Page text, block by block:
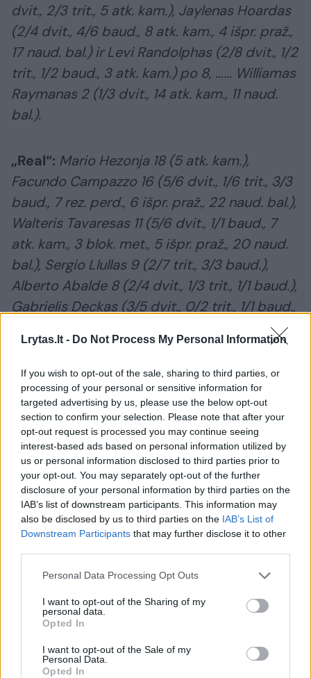
Lrytas.lt - Do Not Process My Personal Information
If you wish to opt-out of the sale, sharing to third parties, or
processing of your personal or sensitive information for
targeted advertising by us, please use the below opt-out
section to confirm your selection. Please note that after your
opt-out request is processed you may continue seeing
interest-based ads based on personal information utilized by
us or personal information disclosed to third parties prior to
your opt-out. You may separately opt-out of the further
disclosure of your personal information by third parties on the
IAB’s list of downstream participants. This information may
also be disclosed by us to third parties on the IAB’s List of
Downstream Participants that may further disclose it to other
Personal Data Processing Opt Outs
I want to opt-out of the Sharing of my
personal data.
Opted In
I want to opt-out of the Sale of my
Personal Data.
Opted In
dvit., 2/3 trit., 5 atk. kam.), Jaylenas Hoardas
(2/4 dvit., 4/6 baud., 8 atk. kam., 4 išpr. praž.,
17 naud. bal.) ir Levi Randolphas (2/8 dvit., 1/2
trit., 1/2 baud., 3 atk. kam.) po 8, ...... Williamas
Raymanas 2 (1/3 dvit., 14 atk. kam., 11 naud.
bal.).
„Real“: Mario Hezonja 18 (5 atk. kam.),
Facundo Campazzo 16 (5/6 dvit., 1/6 trit., 3/3
baud., 7 rez. perd., 6 išpr. praž., 22 naud. bal.),
Walteris Tavaresas 11 (5/6 dvit., 1/1 baud., 7
atk. kam., 3 blok. met., 5 išpr. praž., 20 naud.
bal.), Sergio Llullas 9 (2/7 trit., 3/3 baud.),
Alberto Abalde 8 (2/4 dvit., 1/3 trit., 1/1 baud.),
Gabrielis Deckas (3/5 dvit., 0/2 trit., 1/1 baud.,
4 atk. kam.) ir Xavieras Rathanas-Mayesas
(3/3 dvit., 0/3 trit., 1/2 baud.) po 7.
Rungtynių apžvalga: